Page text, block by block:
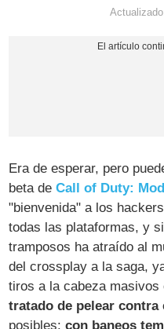
Era de esperar, pero
beta deCall of Duty:
"bienvenida" a los
todas las plataformas, y
tramposos ha atraído al
del crossplay a la saga,
tiros a la cabeza
tratado de pelear contra
posibles:con baneos